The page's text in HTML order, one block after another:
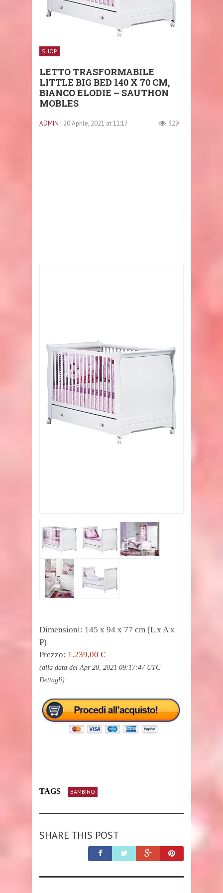
SHOP
LETTO TRASFORMABILE
LITTLE BIG BED 140 X 70 CM,
BIANCO ELODIE – SAUTHON
MOBLES
ADMIN | 20 Aprile, 2021 at 11:17 329
Dimensioni: 145 x 94 x 77 cm (L x A x
P)
Prezzo: 1.239,00 €
(alla data del Apr 20, 2021 09:17:47 UTC –
Dettagli)
TAGS BAMBINO
SHARE THIS POST